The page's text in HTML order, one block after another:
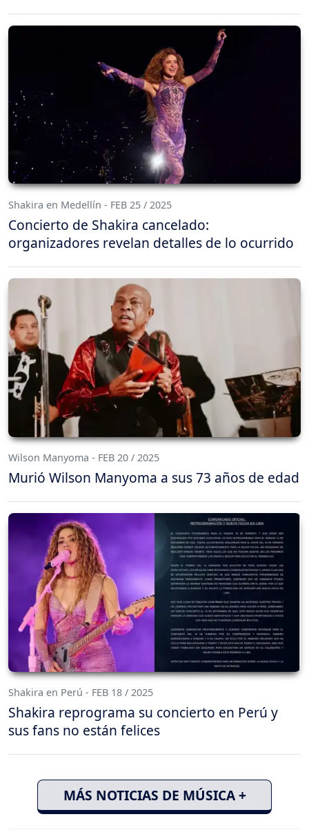
Shakira en Medellín - FEB 25 / 2025
Concierto de Shakira cancelado:
organizadores revelan detalles de lo ocurrido
Wilson Manyoma - FEB 20 / 2025
Murió Wilson Manyoma a sus 73 años de edad
Shakira en Perú - FEB 18 / 2025
Shakira reprograma su concierto en Perú y
sus fans no están felices
MÁS NOTICIAS DE MÚSICA +